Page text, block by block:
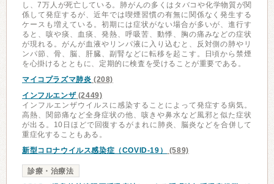
し、7万人が死亡している。肺がんの多くはタバコや化学物質が関
係して発症するが、近年では喫煙習慣の有無に関係なく発生する
ケースも増えている。初期には症状がない場合が多いが、進行す
ると、咳や痰、血痰、発熱、呼吸苦、動悸、胸の痛みなどの症状
が現れる。がんが血液やリンパ液に入り込むと、反対側の肺やリ
ンパ節、骨、脳、肝臓、副腎などに転移を起こす。日頃から禁煙
を心掛けるとともに、定期的に検査を受けることが重要である。
マイコプラズマ肺炎 (208)
インフルエンザ(2449)
インフルエンザウイルスに感染することによって発症する病気。
高熱、関節痛など全身症状の他、咳きや鼻水など風邪と似た症状
が出る。10日ほどで回復するがまれに肺炎、脳炎などを合併して
重症化することもある。
新型コロナウイルス感染症（COVID-19）
(589)
診療・治療法